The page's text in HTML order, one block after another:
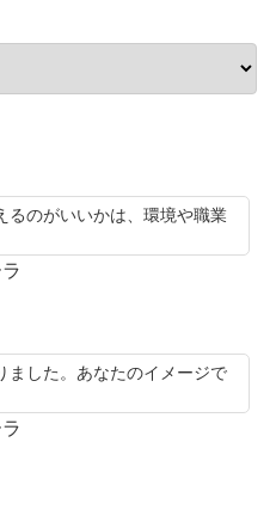
るのがいいかは、環境や職業
ました。あなたのイメージで